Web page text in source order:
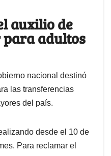
auxilio de
para adultos
nacional destinó
las transferencias
del país.
desde el 10 de
Para reclamar el